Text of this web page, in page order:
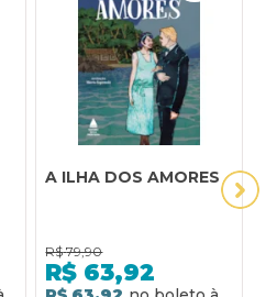
A ILHA DOS AMORES
R$ 79,90
R$ 63,92